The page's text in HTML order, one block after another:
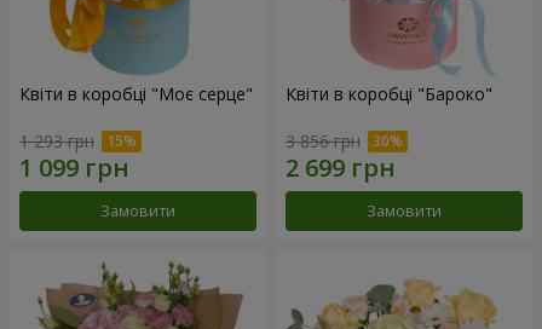
Квіти в коробці "Моє серце"
1 293 грн
Замовити
Квіти в коробці "Бароко"
3 856 грн
Замовити